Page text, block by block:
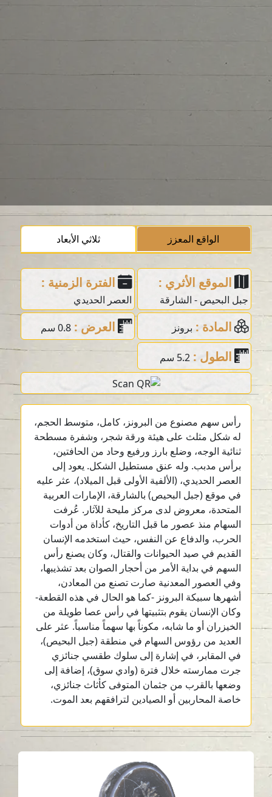
الواقع المعزز ثلاثي الأبعاد
الموقع الأثري :
جبل البحيص - الشارقة
الفترة الزمنية :
العصر الحديدي
المادة : برونز العرض : 0.8 سم
الطول : 5.2 سم
رأس سهم مصنوع من البرونز، كامل، متوسط الحجم،
له شكل مثلث على هيئة ورقة شجر، وشفرة مسطحة
ثنائية الوجه، وضلع بارز ورفيع وحاد من الحافتين،
برأس مدبب. وله عنق مستطيل الشكل. يعود إلى
العصر الحديدي، (الألفية الأولى قبل الميلاد)، عثر عليه
في موقع (جبل البحيص) بالشارقة، الإمارات العربية
المتحدة، معروض لدى مركز مليحة للآثار. عُرفت
السهام منذ عصور ما قبل التاريخ، كأداة من أدوات
الحرب، والدفاع عن النفس، حيث استخدمه الإنسان
القديم في صيد الحيوانات والقتال، وكان يصنع رأس
السهم في بداية الأمر من أحجار الصوان بعد تشذيبها،
وفي العصور المعدنية صارت تصنع من المعادن،
أشهرها سبيكة البرونز -كما هو الحال في هذه القطعة-
وكان الإنسان يقوم بتثبيتها في رأس عصا طويلة من
الخيزران أو ما شابه، مكوناً بها سهماً مناسباً. عثر على
العديد من رؤوس السهام في منطقة (جبل البحيص)،
في المقابر، في إشارة إلى سلوك طقسي جنائزي
جرت ممارسته خلال فترة (وادي سوق)، إضافة إلى
وضعها بالقرب من جثمان المتوفى كأثاث جنائزي،
خاصة المحاربين أو الصيادين لترافقهم بعد الموت.